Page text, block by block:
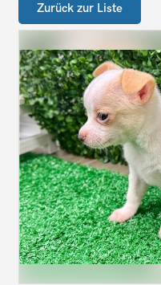
Zurück zur Liste